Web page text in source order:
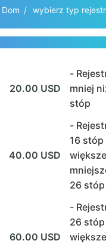
Dom wybierz typ
20.00 USD
-
mniej
stóp
40.00 USD
-
16
26 stóp
60.00 USD
-
26